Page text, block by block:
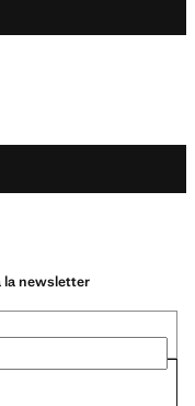
la newsletter